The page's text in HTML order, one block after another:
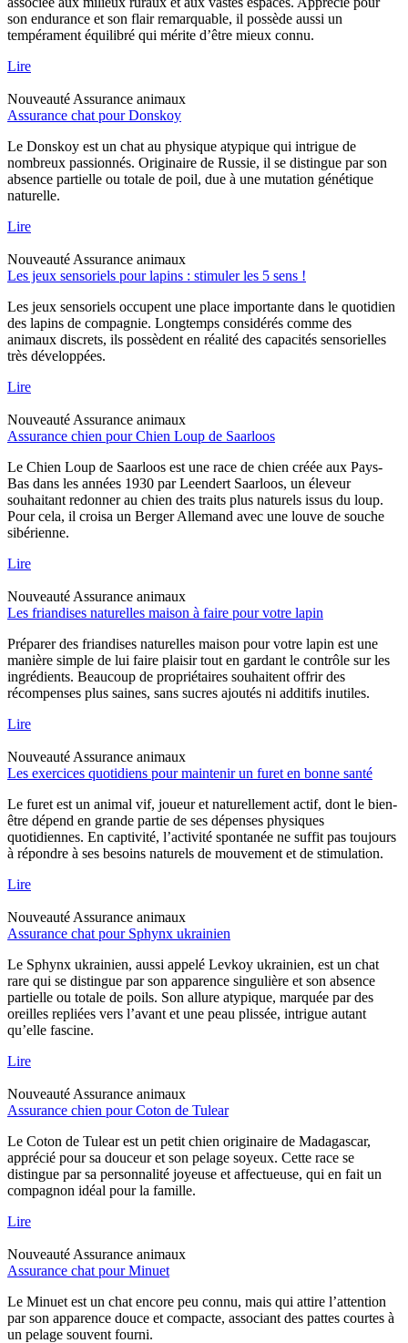
son endurance et son flair remarquable, il possède aussi un
tempérament équilibré qui mérite d’être mieux connu.
Lire
Nouveauté Assurance animaux
Assurance chat pour Donskoy
Le Donskoy est un chat au physique atypique qui intrigue de
nombreux passionnés. Originaire de Russie, il se distingue par son
absence partielle ou totale de poil, due à une mutation génétique
naturelle.
Lire
Nouveauté Assurance animaux
Les jeux sensoriels pour lapins : stimuler les 5 sens !
Les jeux sensoriels occupent une place importante dans le quotidien
des lapins de compagnie. Longtemps considérés comme des
animaux discrets, ils possèdent en réalité des capacités sensorielles
très développées.
Lire
Nouveauté Assurance animaux
Assurance chien pour Chien Loup de Saarloos
Le Chien Loup de Saarloos est une race de chien créée aux Pays-
Bas dans les années 1930 par Leendert Saarloos, un éleveur
souhaitant redonner au chien des traits plus naturels issus du loup.
Pour cela, il croisa un Berger Allemand avec une louve de souche
sibérienne.
Lire
Nouveauté Assurance animaux
Les friandises naturelles maison à faire pour votre lapin
Préparer des friandises naturelles maison pour votre lapin est une
manière simple de lui faire plaisir tout en gardant le contrôle sur les
ingrédients. Beaucoup de propriétaires souhaitent offrir des
récompenses plus saines, sans sucres ajoutés ni additifs inutiles.
Lire
Nouveauté Assurance animaux
Les exercices quotidiens pour maintenir un furet en bonne santé
Le furet est un animal vif, joueur et naturellement actif, dont le bien-
être dépend en grande partie de ses dépenses physiques
quotidiennes. En captivité, l’activité spontanée ne suffit pas toujours
à répondre à ses besoins naturels de mouvement et de stimulation.
Lire
Nouveauté Assurance animaux
Assurance chat pour Sphynx ukrainien
Le Sphynx ukrainien, aussi appelé Levkoy ukrainien, est un chat
rare qui se distingue par son apparence singulière et son absence
partielle ou totale de poils. Son allure atypique, marquée par des
oreilles repliées vers l’avant et une peau plissée, intrigue autant
qu’elle fascine.
Lire
Nouveauté Assurance animaux
Assurance chien pour Coton de Tulear
Le Coton de Tulear est un petit chien originaire de Madagascar,
apprécié pour sa douceur et son pelage soyeux. Cette race se
distingue par sa personnalité joyeuse et affectueuse, qui en fait un
compagnon idéal pour la famille.
Lire
Nouveauté Assurance animaux
Assurance chat pour Minuet
Le Minuet est un chat encore peu connu, mais qui attire l’attention
par son apparence douce et compacte, associant des pattes courtes à
un pelage souvent fourni.